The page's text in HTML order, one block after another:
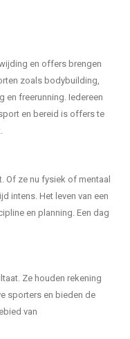
en offers brengen
zoals bodybuilding,
freerunning. Iedereen
en bereid is offers te
Of ze nu fysiek of mentaal
intens. Het leven van een
en planning. Een dag
Ze houden rekening
sporters en bieden de
van